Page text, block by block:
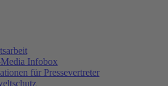
Infobox
für Pressevertreter